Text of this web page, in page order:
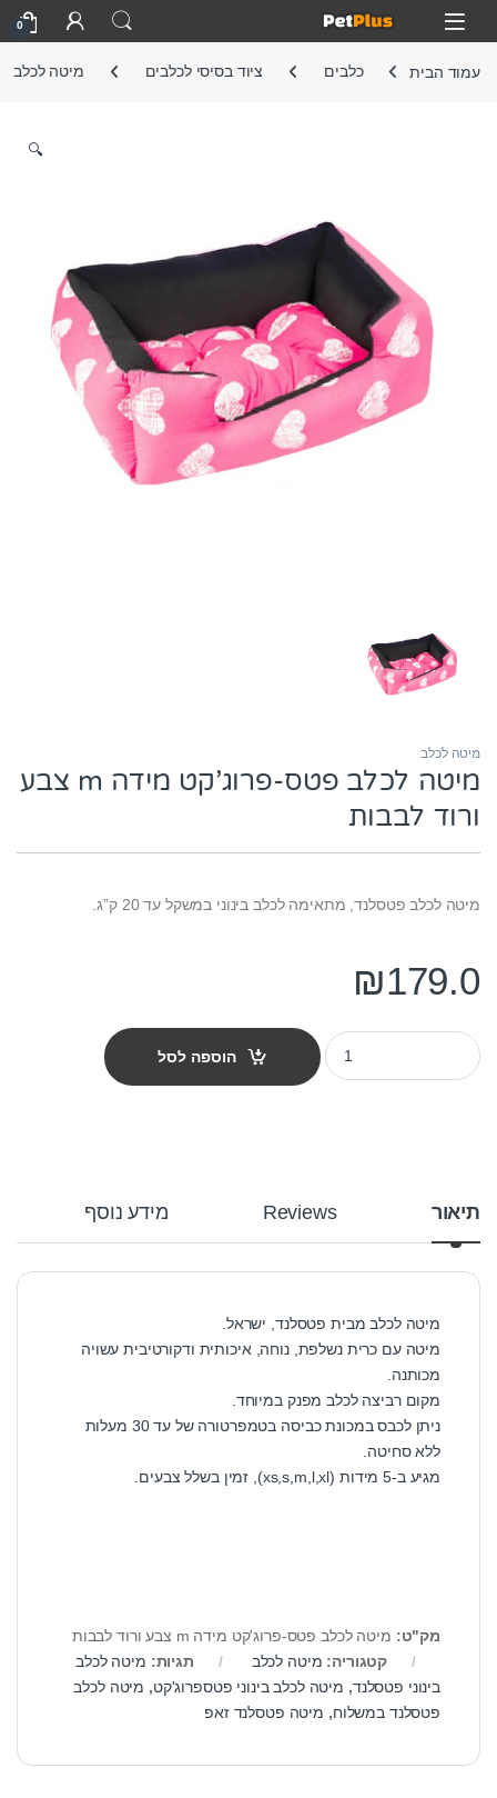
Skip to navigation
Skip to content
Open
0
עמוד הבית כלבים ציוד בסיסי לכלבים מיטה לכלב
🔍
מיטה לכלב
מיטה לכלב פטס-פרוג’קט מידה m צבע
ורוד לבבות
מיטה לכלב פטסלנד, מתאימה לכלב בינוני במשקל עד 20 ק”ג.
₪179.0
מיטה לכלב פטס-פרוג'קט מידה m צבע ורוד לבבות quantity
הוספה לסל
תיאור Reviews מידע נוסף
מיטה לכלב מבית פטסלנד, ישראל.
מיטה עם כרית נשלפת, נוחה, איכותית ודקורטיבית עשויה
מכותנה.
מקום רביצה לכלב מפנק במיוחד.
ניתן לכבס במכונת כביסה בטמפרטורה של עד 30 מעלות
ללא סחיטה.
מגיע ב-5 מידות (xs,s,m,l,xl), זמין בשלל צבעים.
מק"ט: מיטה לכלב פטס-פרוג'קט מידה m צבע ורוד לבבות
קטגוריה: מיטה לכלב תגיות: מיטה לכלב
בינוני פטסלנד, מיטה לכלב בינוני פטספרוג'קט, מיטה לכלב
פטסלנד במשלוח, מיטה פטסלנד זאפ